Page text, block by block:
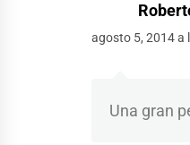
agosto 5, 2014 a
Una gran